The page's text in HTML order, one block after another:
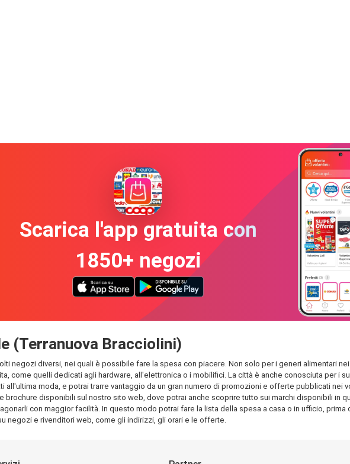
Scarica l'app gratuita con
1850+ negozi
(Terranuova Bracciolini)
negozi diversi, nei quali è possibile fare la spesa con piacere. Non solo per i generi alimentari
come quelli dedicati agli hardware, all'elettronica o i mobilifici. La città è anche conosciuta per i
all'ultima moda, e potrai trarre vantaggio da un gran numero di promozioni e offerte pubblicati nei
disponibili sul nostro sito web, dove potrai anche scoprire tutto sui marchi disponibili in
con maggior facilità. In questo modo potrai fare la lista della spesa a casa o in ufficio, prima
negozi e rivenditori web, come gli indirizzi, gli orari e le offerte.